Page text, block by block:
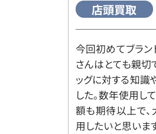
店頭買取
今回初めてブラン
さんはとても親切
ッグに対する知識
した。数年使用し
額も期待以上で、
用したいと思いま